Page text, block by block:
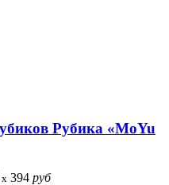
Рубика «MoYu
x 394 руб